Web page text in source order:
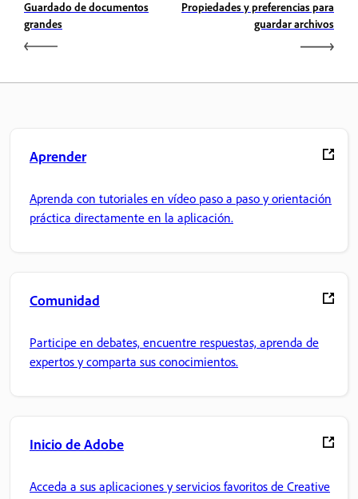
Guardado de documentos
grandes
Propiedades y preferencias para
guardar archivos
Aprender
Aprenda con tutoriales en vídeo paso a paso y orientación
práctica directamente en la aplicación.
Comunidad
Participe en debates, encuentre respuestas, aprenda de
expertos y comparta sus conocimientos.
Inicio de Adobe
Acceda a sus aplicaciones y servicios favoritos de Creative